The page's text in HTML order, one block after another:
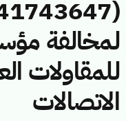
لمخالفة
للمقاولات
الاتصالات